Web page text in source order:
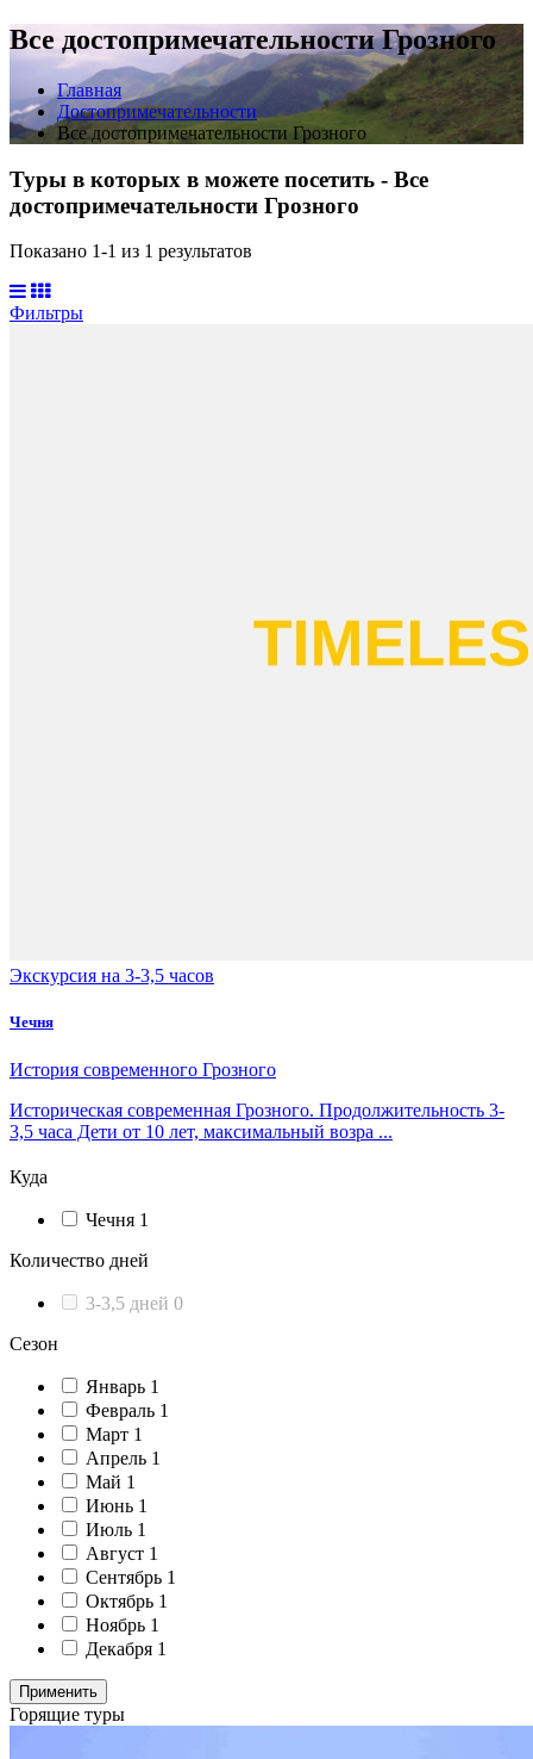
Все достопримечательности Грозного
Главная
Достопримечательности
Все достопримечательности Грозного
Туры в которых в можете посетить - Все
достопримечательности Грозного
Показано 1-1 из 1 результатов
Фильтры
Экскурсия на 3-3,5 часов
Чечня
История современного Грозного
Историческая современная Грозного. Продолжительность 3-
3,5 часа Дети от 10 лет, максимальный возра ...
Куда
Чечня 1
Количество дней
3-3,5 дней 0
Сезон
Январь 1
Февраль 1
Март 1
Апрель 1
Май 1
Июнь 1
Июль 1
Август 1
Сентябрь 1
Октябрь 1
Ноябрь 1
Декабря 1
Применить
Горящие туры